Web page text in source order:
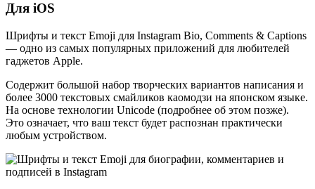
Для iOS
Шрифты и текст Emoji для Instagram Bio, Comments & Captions
— одно из самых популярных приложений для любителей
гаджетов Apple.
Содержит большой набор творческих вариантов написания и
более 3000 текстовых смайликов каомодзи на японском языке.
На основе технологии Unicode (подробнее об этом позже).
Это означает, что ваш текст будет распознан практически
любым устройством.